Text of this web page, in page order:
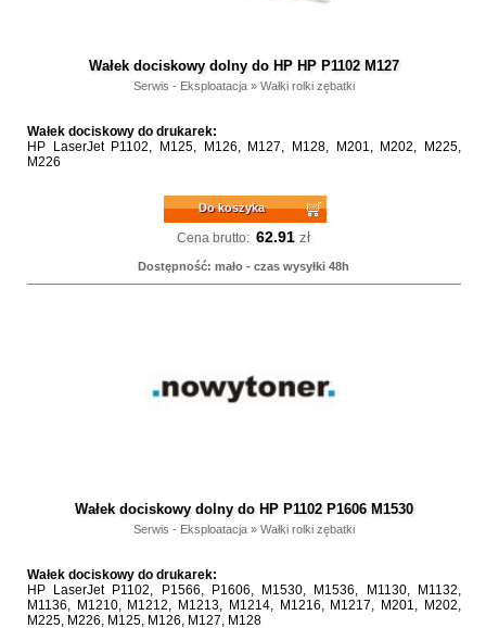
Wałek dociskowy dolny do HP HP P1102 M127
Serwis - Eksploatacja» Wałki rolki zębatki
Wałek dociskowy do drukarek:
HP LaserJet P1102, M125, M126, M127, M128, M201, M202, M225,
M226
Do koszyka
Cena brutto: 62.91 zł
Dostępność: mało - czas wysyłki 48h
Wałek dociskowy dolny do HP P1102 P1606 M1530
Serwis - Eksploatacja» Wałki rolki zębatki
Wałek dociskowy do drukarek:
HP LaserJet P1102, P1566, P1606, M1530, M1536, M1130, M1132,
M1136, M1210, M1212, M1213, M1214, M1216, M1217, M201, M202,
M225, M226, M125, M126, M127, M128